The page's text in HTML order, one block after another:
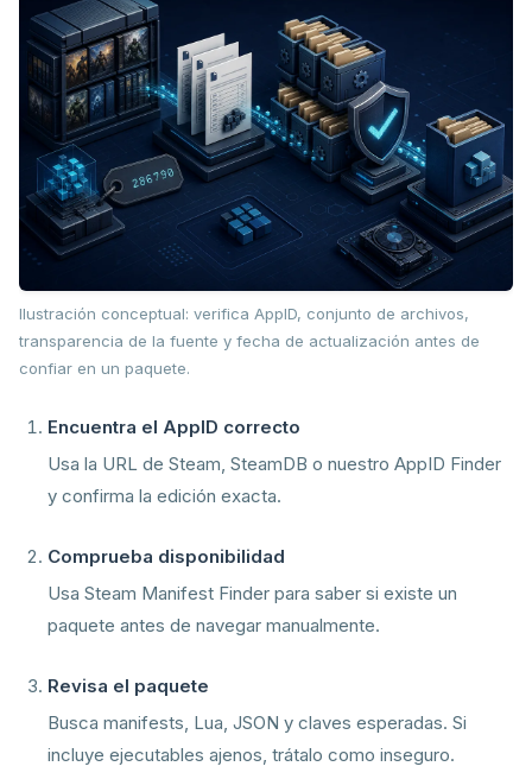
Ilustración conceptual: verifica AppID, conjunto de archivos,
transparencia de la fuente y fecha de actualización antes de
confiar en un paquete.
Encuentra el AppID correcto
Usa la URL de Steam, SteamDB o nuestro AppID Finder
y confirma la edición exacta.
Comprueba disponibilidad
Usa Steam Manifest Finder para saber si existe un
paquete antes de navegar manualmente.
Revisa el paquete
Busca manifests, Lua, JSON y claves esperadas. Si
incluye ejecutables ajenos, trátalo como inseguro.